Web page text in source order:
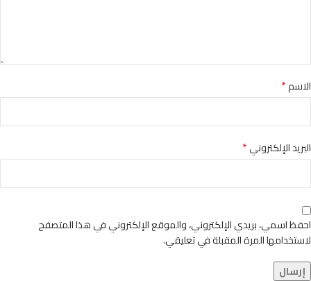
الاسم*
البريد الإلكتروني*
احفظ اسمي، بريدي الإلكتروني، والموقع الإلكتروني في هذا المتصفح
لاستخدامها المرة المقبلة في تعليقي.